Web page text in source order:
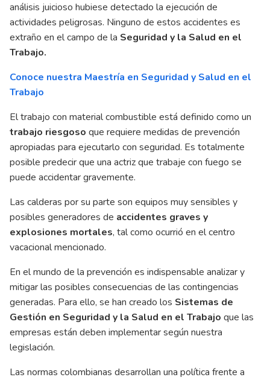
análisis juicioso hubiese detectado la ejecución de
actividades peligrosas. Ninguno de estos accidentes es
extraño en el campo de la Seguridad y la Salud en el
Trabajo.
Conoce nuestra Maestría en Seguridad y Salud en el
Trabajo
El trabajo con material combustible está definido como un
trabajo riesgoso que requiere medidas de prevención
apropiadas para ejecutarlo con seguridad. Es totalmente
posible predecir que una actriz que trabaje con fuego se
puede accidentar gravemente.
Las calderas por su parte son equipos muy sensibles y
posibles generadores de accidentes graves y
explosiones mortales, tal como ocurrió en el centro
vacacional mencionado.
En el mundo de la prevención es indispensable analizar y
mitigar las posibles consecuencias de las contingencias
generadas. Para ello, se han creado los Sistemas de
Gestión en Seguridad y la Salud en el Trabajo que las
empresas están deben implementar según nuestra
legislación.
Las normas colombianas desarrollan una política frente a